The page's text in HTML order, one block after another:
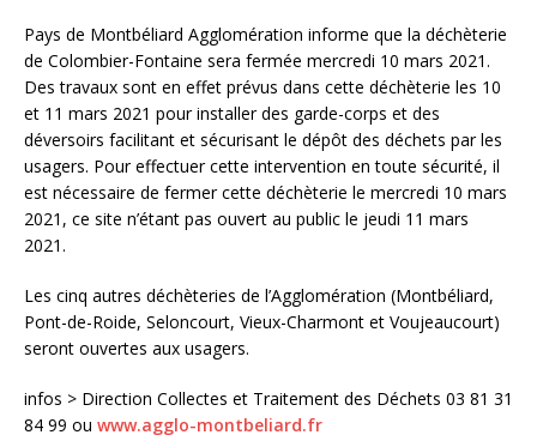
Pays de Montbéliard Agglomération informe que la déchèterie
de Colombier-Fontaine sera fermée mercredi 10 mars 2021.
Des travaux sont en effet prévus dans cette déchèterie les 10
et 11 mars 2021 pour installer des garde-corps et des
déversoirs facilitant et sécurisant le dépôt des déchets par les
usagers. Pour effectuer cette intervention en toute sécurité, il
est nécessaire de fermer cette déchèterie le mercredi 10 mars
2021, ce site n’étant pas ouvert au public le jeudi 11 mars
2021.
Les cinq autres déchèteries de l’Agglomération (Montbéliard,
Pont-de-Roide, Seloncourt, Vieux-Charmont et Voujeaucourt)
seront ouvertes aux usagers.
infos > Direction Collectes et Traitement des Déchets 03 81 31
84 99 ou www.agglo-montbeliard.fr